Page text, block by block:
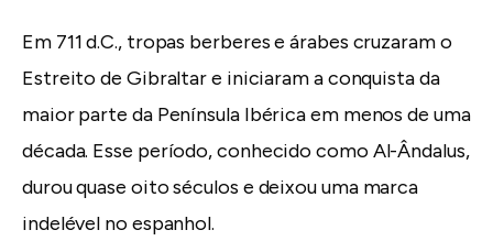
Em 711 d.C., tropas berberes e árabes cruzaram o
Estreito de Gibraltar e iniciaram a conquista da
maior parte da Península Ibérica em menos de uma
década. Esse período, conhecido como Al-Ândalus,
durou quase oito séculos e deixou uma marca
indelével no espanhol.